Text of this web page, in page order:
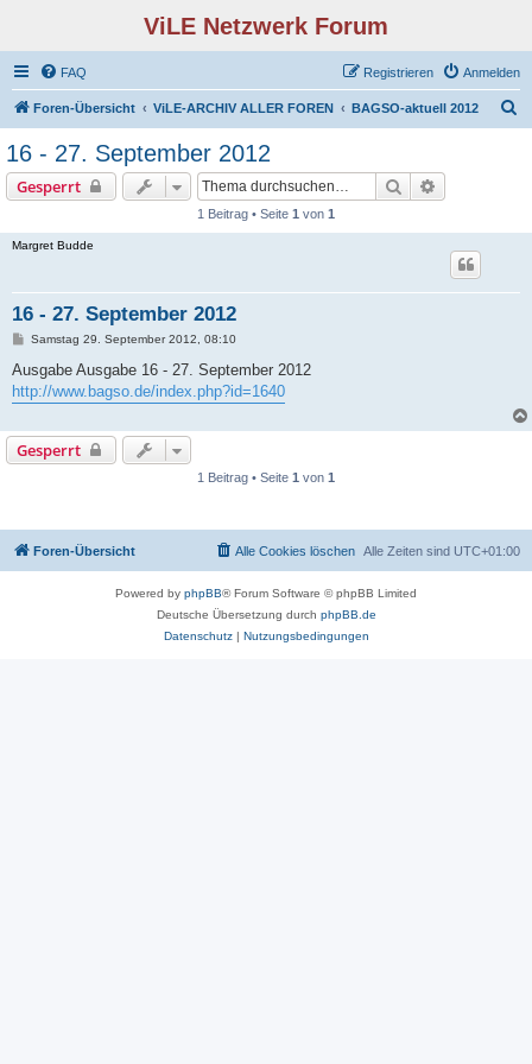
ViLE Netzwerk Forum
FAQ Anmelden
Registrieren
Foren-Übersicht ViLE-ARCHIV ALLER FOREN BAGSO-aktuell 2012
16 - 27. September 2012
Gesperrt Suche
1 Beitrag • Seite 1 von 1
Margret Budde
16 - 27. September 2012
B
r
Samstag 29. September 2012, 08:10
Ausgabe Ausgabe 16 - 27. September 2012
http://www.bagso.de/index.php?id=1640
Gesperrt
1 Beitrag • Seite 1 von 1
Foren-Übersicht Alle Zeiten sind UTC+01:00
Alle Cookies löschen
Powered by phpBB® Forum Software © phpBB Limited
Deutsche Übersetzung durch phpBB.de
Datenschutz| Nutzungsbedingungen